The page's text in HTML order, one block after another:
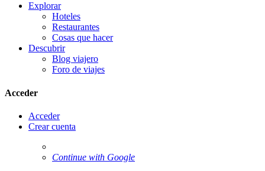
Explorar
Hoteles
Restaurantes
Cosas que hacer
Descubrir
Blog viajero
Foro de viajes
Acceder
Acceder
Crear cuenta
Continue with Google